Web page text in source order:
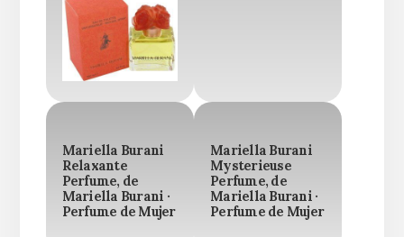
Mariella Burani
Relaxante
Perfume, de
Mariella Burani ·
Perfume de Mujer
Mariella Burani
Mysterieuse
Perfume, de
Mariella Burani ·
Perfume de Mujer